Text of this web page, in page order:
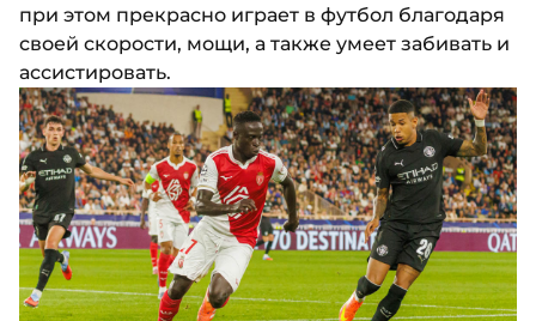
при этом прекрасно играет в футбол благодаря
своей скорости, мощи, а также умеет забивать и
ассистировать.